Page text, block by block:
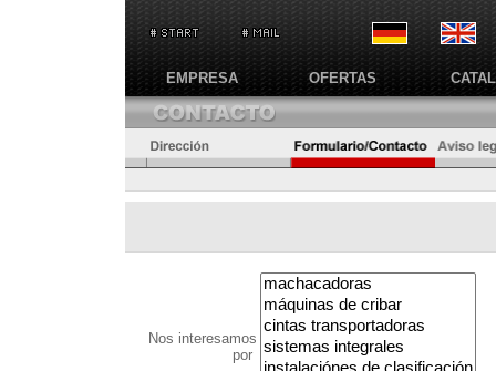
EMPRESA OFERTAS
Nos interesamos
por